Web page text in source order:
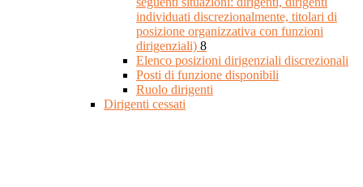
individuati discrezionalmente, titolari di
posizione organizzativa con funzioni
dirigenziali) 8
Elenco posizioni dirigenziali discrezionali
Posti di funzione disponibili
Ruolo dirigenti
Dirigenti cessati